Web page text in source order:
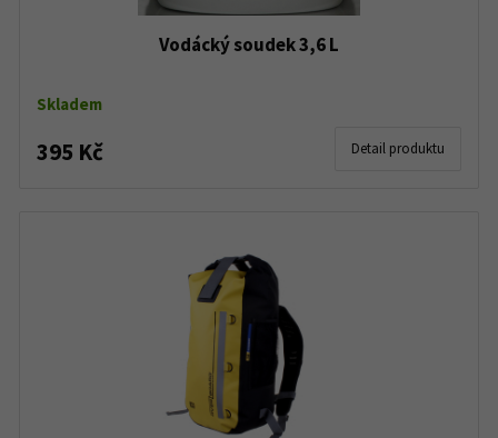
Vodácký soudek 3,6 L
Skladem
395 Kč Detail produktu